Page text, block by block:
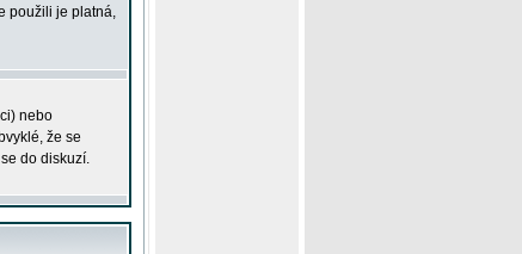
použili je platná,
nebo
že se
do diskuzí.